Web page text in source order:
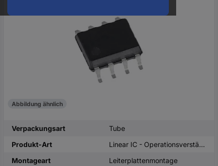
Abbildung ähnlich
Verpackungsart
Tube
Produkt-Art
Linear IC - Operationsverstärker, Puffer-Verstärker
Montageart
Leiterplattenmontage